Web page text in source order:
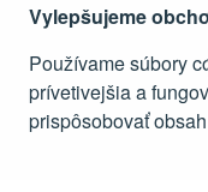
Vylepšujeme
Používame súbory
prívetivejšia a
prispôsobovať
111,90 €
Nôž na zeleninu dĺžka 9
CLASSIC IKON -
(novinka)